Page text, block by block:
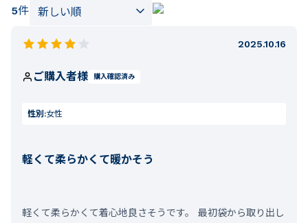
5件
2025.10.16
ご購入者様 購入確認済み
性別:女性
軽くて柔らかくて暖かそう
軽くて柔らかくて着心地良さそうです。 最初袋から取り出し